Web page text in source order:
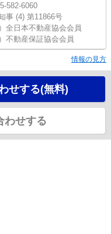
582-6060
事 (4) 第11866号
全日本不動産協会会員
不動産保証協会会員
情報の見方
せする(無料)
わせする